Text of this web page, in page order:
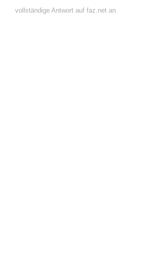
vollständige Antwort auf faz.net an